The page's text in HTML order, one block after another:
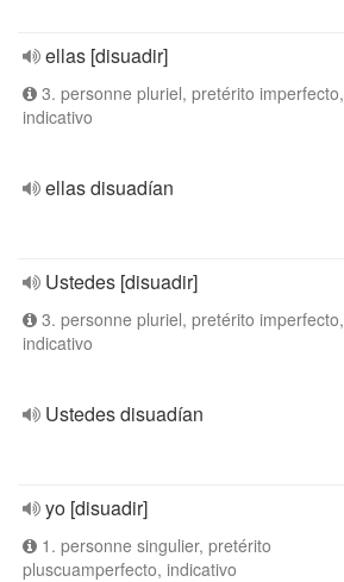
ellas [disuadir]
3. personne pluriel, pretérito imperfecto,
indicativo
ellas disuadían
Ustedes [disuadir]
3. personne pluriel, pretérito imperfecto,
indicativo
Ustedes disuadían
yo [disuadir]
1. personne singulier, pretérito
pluscuamperfecto, indicativo